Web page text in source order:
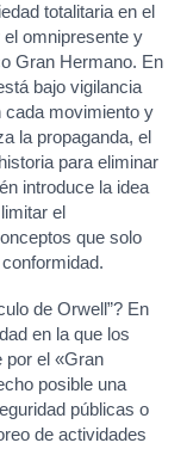
totalitaria en el
omnipresente y
Gran Hermano. En
bajo vigilancia
cada movimiento y
la propaganda, el
para eliminar
introduce la idea
el
que solo
de Orwell”? En
en la que los
por el «Gran
posible una
públicas o
de actividades